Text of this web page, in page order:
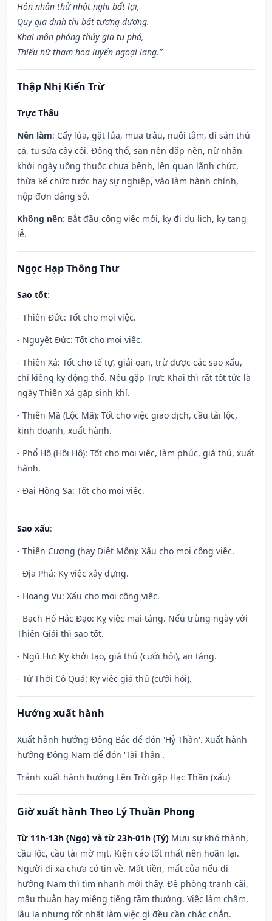
Hôn nhân thử nhật nghi bất lợi,
Quy gia định thị bất tương đương.
Khai môn phóng thủy gia tu phá,
Thiếu nữ tham hoa luyến ngoại lang.”
Thập Nhị Kiến Trừ
Trực Thâu
Nên làm: Cấy lúa, gặt lúa, mua trâu, nuôi tằm, đi săn thú
cá, tu sửa cây cối. Động thổ, san nền đắp nền, nữ nhân
khởi ngày uống thuốc chưa bệnh, lên quan lãnh chức,
thừa kế chức tước hay sự nghiệp, vào làm hành chính,
nộp đơn dâng sớ.
Không nên: Bắt đầu công việc mới, kỵ đi du lịch, kỵ tang
lễ.
Ngọc Hạp Thông Thư
Sao tốt:
- Thiên Đức: Tốt cho mọi việc.
- Nguyệt Đức: Tốt cho mọi việc.
- Thiên Xá: Tốt cho tế tự, giải oan, trừ được các sao xấu,
chỉ kiêng kỵ động thổ. Nếu gặp Trực Khai thì rất tốt tức là
ngày Thiên Xá gặp sinh khí.
- Thiên Mã (Lộc Mã): Tốt cho việc giao dịch, cầu tài lộc,
kinh doanh, xuất hành.
- Phổ Hộ (Hội Hộ): Tốt cho mọi việc, làm phúc, giá thú, xuất
hành.
- Đại Hồng Sa: Tốt cho mọi việc.
Sao xấu:
- Thiên Cương (hay Diệt Môn): Xấu cho mọi công việc.
- Địa Phá: Kỵ việc xây dựng.
- Hoang Vu: Xấu cho mọi công việc.
- Bạch Hổ Hắc Đạo: Kỵ việc mai táng. Nếu trùng ngày với
Thiên Giải thì sao tốt.
- Ngũ Hư: Kỵ khởi tạo, giá thú (cưới hỏi), an táng.
- Tứ Thời Cô Quả: Kỵ việc giá thú (cưới hỏi).
Hướng xuất hành
Xuất hành hướng Đông Bắc để đón 'Hỷ Thần'. Xuất hành
hướng Đông Nam để đón 'Tài Thần'.
Tránh xuất hành hướng Lên Trời gặp Hạc Thần (xấu)
Giờ xuất hành Theo Lý Thuần Phong
Từ 11h-13h (Ngọ) và từ 23h-01h (Tý) Mưu sự khó thành,
cầu lộc, cầu tài mờ mịt. Kiện cáo tốt nhất nên hoãn lại.
Người đi xa chưa có tin về. Mất tiền, mất của nếu đi
hướng Nam thì tìm nhanh mới thấy. Đề phòng tranh cãi,
mâu thuẫn hay miệng tiếng tầm thường. Việc làm chậm,
lâu la nhưng tốt nhất làm việc gì đều cần chắc chắn.